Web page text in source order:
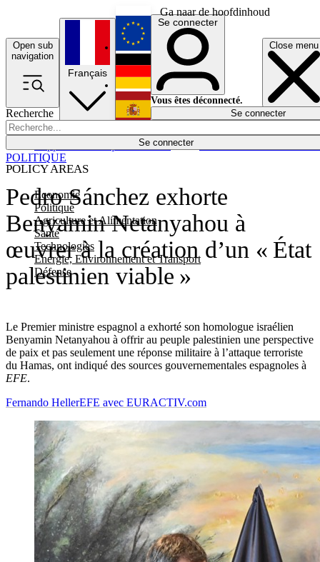
Ga naar de hoofdinhoud
Open sub
navigation
Close menu
Recherche
Se connecter
POLICY AREAS
Economie
Politique
Agriculture et Alimentation
Santé
Technologies
Energie, Environnement et Transport
Défense
Économie
Français
English
Deutsch
Español
Se connecter
Vous êtes déconnecté.
Se connecter
Pedro Sánchez exhorte
Benyamin Netanyahou à
œuvrer à la création d’un « État
palestinien viable »
Le Premier ministre espagnol a exhorté son homologue israélien
Benyamin Netanyahou à offrir au peuple palestinien une perspective
de paix et pas seulement une réponse militaire à l’attaque terroriste
du Hamas, ont indiqué des sources gouvernementales espagnoles à
EFE.
POLITIQUE
Fernando HellerEFE avec EURACTIV.com